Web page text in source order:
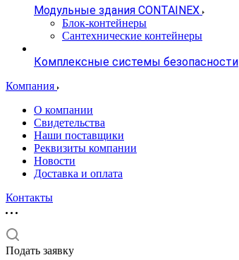
Модульные здания CONTAINEX
Блок-контейнеры
Сантехнические контейнеры
Комплексные системы безопасности
Компания
О компании
Свидетельства
Наши поставщики
Реквизиты компании
Новости
Доставка и оплата
Контакты
Подать заявку